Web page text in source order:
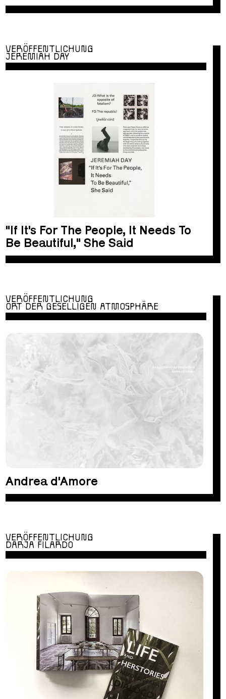
VERÖFFENTLICHUNG
JEREMIAH DAY
"If It's For The People, It Needs To
Be Beautiful," She Said
VERÖFFENTLICHUNG
ORT DER GESELLIGEN ATMOSPHÄRE
Andrea d'Amore
VERÖFFENTLICHUNG
DARJA FILARDO